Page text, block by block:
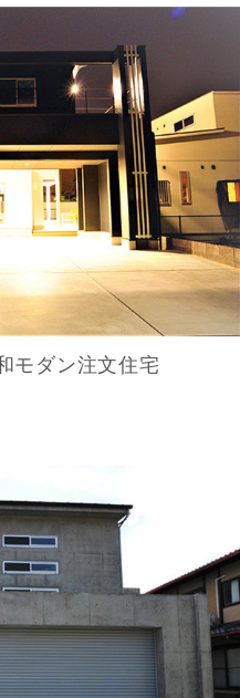
モダン注文住宅